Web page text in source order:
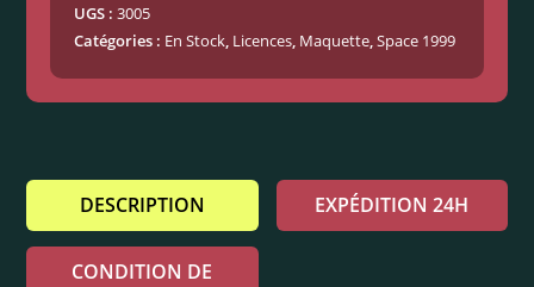
UGS :3005
Catégories : En Stock, Licences, Maquette,Space 1999
DESCRIPTION EXPÉDITION 24H
CONDITION DE